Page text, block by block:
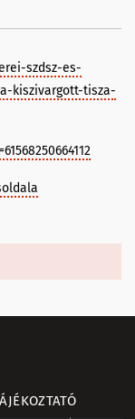
szdsz-es-
kiszivargott-tisza-